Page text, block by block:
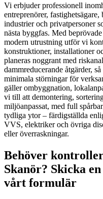
Vi erbjuder professionell
entreprenörer,
industrier och privatpersoner
nästa byggfas. Med
modern utrustning utför vi
konstruktioner, installationer
planeras noggrant med
dammreducerande åtgärder,
minimala störningar för
gäller ombyggnation,
vi till att demontering,
miljöanpassat, med full
tydliga ytor – färdigställda
VVS, elektriker och övriga
eller överraskningar.
Behöver
Skanör? Skicka
vårt formulär